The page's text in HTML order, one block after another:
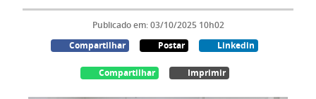
Publicado em: 03/10/2025 10h02
Compartilhar
Postar Linkedin
Compartilhar Imprimir